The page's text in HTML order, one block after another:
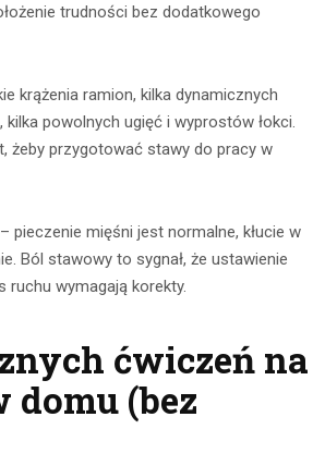
trudności bez dodatkowego
krążenia ramion, kilka dynamicznych
kilka powolnych ugięć i wyprostów łokci.
żeby przygotować stawy do pracy w
– pieczenie mięśni jest normalne, kłucie w
Ból stawowy to sygnał, że ustawienie
ruchu wymagają korekty.
ćwiczeń na
domu (bez